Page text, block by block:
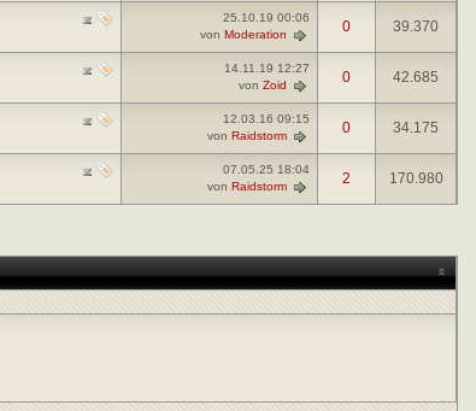
25.10.19 00:06
von Moderation 0 39.370
14.11.19 12:27
von Zoid 0 42.685
12.03.16 09:15
von Raidstorm 0 34.175
07.05.25 18:04
von Raidstorm 2 170.980